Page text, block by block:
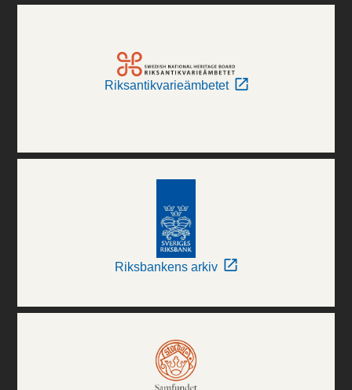
Riksantikvarieämbetet
Riksbankens arkiv